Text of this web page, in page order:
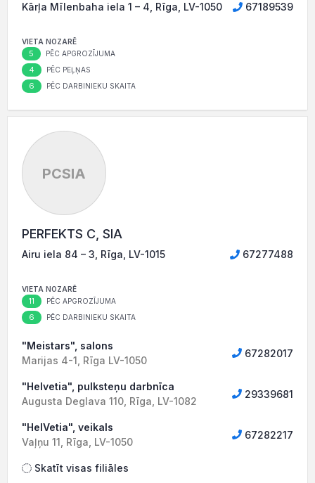
Kārļa Mīlenbaha iela 1 – 4, Rīga, LV-1050 67189539
VIETA NOZARĒ
5 PĒC APGROZĪJUMA
4 PĒC PEĻŅAS
6 PĒC DARBINIEKU SKAITA
PCSIA
PERFEKTS C, SIA
Airu iela 84 – 3, Rīga, LV-1015 67277488
VIETA NOZARĒ
11 PĒC APGROZĪJUMA
6 PĒC DARBINIEKU SKAITA
"Meistars", salons
Marijas 4-1, Rīga LV-1050
67282017
"Helvetia", pulksteņu darbnīca
Augusta Deglava 110, Rīga, LV-1082
29339681
"HelVetia", veikals
Vaļņu 11, Rīga, LV-1050
67282217
Skatīt visas filiāles